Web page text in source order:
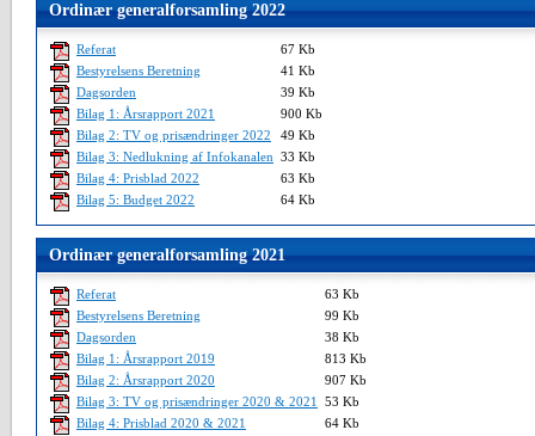
Ordinær generalforsamling 2022
Referat
67 Kb
Bestyrelsens Beretning
41 Kb
Dagsorden
39 Kb
Bilag 1: Årsrapport 2021
900 Kb
Bilag 2: TV og prisændringer 2022
49 Kb
Bilag 3: Nedlukning af Infokanalen 33 Kb
Bilag 4: Prisblad 2022
63 Kb
Bilag 5: Budget 2022
64 Kb
Ordinær generalforsamling 2021
Referat
63 Kb
Bestyrelsens Beretning
99 Kb
Dagsorden
38 Kb
Bilag 1: Årsrapport 2019
813 Kb
Bilag 2: Årsrapport 2020
907 Kb
Bilag 3: TV og prisændringer 2020 & 2021
53 Kb
Bilag 4: Prisblad 2020 & 2021
64 Kb